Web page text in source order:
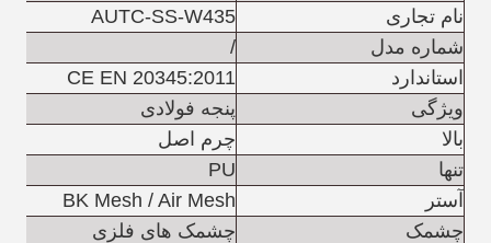
نام تجاری
AUTC-SS-W435
شماره مدل
/
استاندارد
CE EN 20345:2011
ویژگی
پنجه فولادی
بالا
چرم اصل
تنها
PU
آستر
BK Mesh / Air Mesh
چشمک
چشمک های فلزی